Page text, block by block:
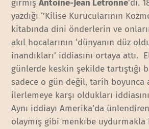
girmişAntoine-Jean Letronne’dı.
yazdığı ‘’Kilise Kurucularının
kitabında dini önderlerin ve
akıl hocalarının ‘dünyanın düz
inandıkları’ iddiasını ortaya attı.
günlerde keskin şekilde tartıştığı
sadece o gün değil, tarih boyunca
ilerlemeye karşı oldukları
Aynı iddiayı Amerika’da
olaymış gibi menkıbe